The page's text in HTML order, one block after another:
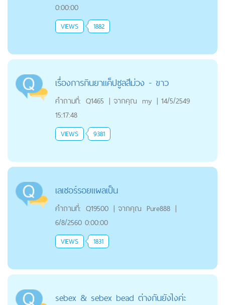
0:00:00
VIEWS 1882
เรื่องการกินยาแค็ปซูลสีม่วง - ขาว
คำถามที่: Q1465 | จากคุณ my | 14/5/2549
15:17:48
VIEWS 9381
เลเซอร์รอยแผลเป็น
คำถามที่: Q19500 | จากคุณ Pure888 |
6/8/2560 0:00:00
VIEWS 1831
sebex & sebex bead ต่างกันยังไงค่ะ